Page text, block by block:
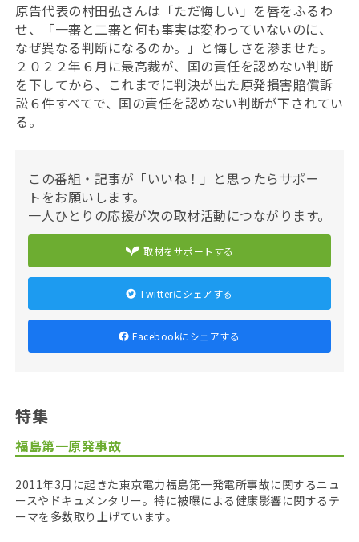
原告代表の村田弘さんは「ただ悔しい」を唇をふるわ
せ、「一審と二審と何も事実は変わっていないのに、
なぜ異なる判断になるのか。」と悔しさを滲ませた。
２０２２年６月に最高裁が、国の責任を認めない判断
を下してから、これまでに判決が出た原発損害賠償訴
訟６件すべてで、国の責任を認めない判断が下されてい
る。
この番組・記事が「いいね！」と思ったらサポー
トをお願いします。
一人ひとりの応援が次の取材活動につながります。
取材をサポートする
Twitterにシェアする
Facebookにシェアする
特集
福島第一原発事故
2011年3月に起きた東京電力福島第一発電所事故に関するニュ
ースやドキュメンタリー。特に被曝による健康影響に関するテ
ーマを多数取り上げています。